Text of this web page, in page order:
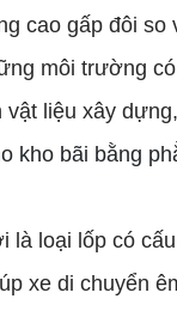
cao gấp đôi so
môi trường
vật liệu xây
kho bãi bằng
là loại lốp có
xe di chuyển